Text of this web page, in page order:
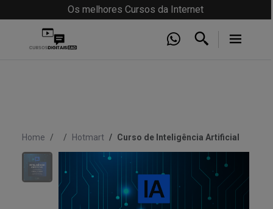
Os melhores Cursos da Internet
Home Hotmart Curso de Inteligência Artificial